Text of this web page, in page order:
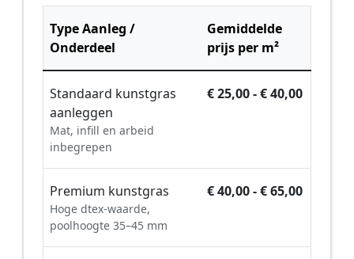
Type Aanleg /
Onderdeel
Gemiddelde
prijs per m²
Standaard kunstgras
aanleggen
Mat, infill en arbeid
inbegrepen
€ 25,00 - € 40,00
Premium kunstgras
Hoge dtex-waarde,
poolhoogte 35–45 mm
€ 40,00 - € 65,00